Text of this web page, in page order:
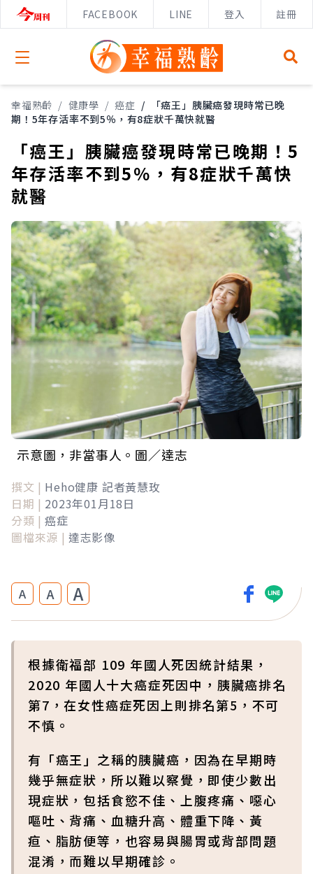
FACEBOOK LINE 登入 註冊
Open menu
幸福熟齡 / 健康學 / 癌症 /
「癌王」胰臟癌發現時常已晚
期！5年存活率不到5％，有8症狀千萬快就醫
「癌王」胰臟癌發現時常已晚期！5
年存活率不到5％，有8症狀千萬快
就醫
示意圖，非當事人。圖／達志
撰文 | Heho健康 記者黃慧玫
日期 | 2023年01月18日
分類 | 癌症
圖檔來源 | 達志影像
A A A
根據衛福部 109 年國人死因統計結果，
2020 年國人十大癌症死因中，胰臟癌排名
第7，在女性癌症死因上則排名第5，不可
不慎。
有「癌王」之稱的胰臟癌，因為在早期時
幾乎無症狀，所以難以察覺，即使少數出
現症狀，包括食慾不佳、上腹疼痛、噁心
嘔吐、背痛、血糖升高、體重下降、黃
疸、脂肪便等，也容易與腸胃或背部問題
混淆，而難以早期確診。